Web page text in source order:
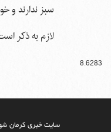
سبز ندارند و
لازم به ذکر
8.6283
سایت خبری کرمان